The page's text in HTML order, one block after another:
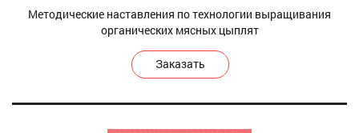
Методические наставления по технологии выращивания
органических мясных цыплят
Заказать